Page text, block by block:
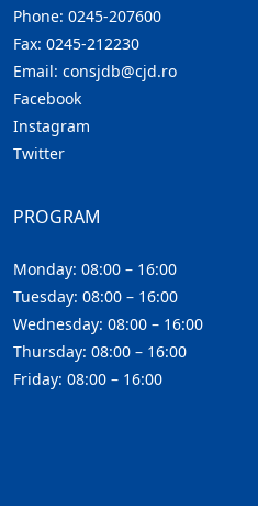
Phone: 0245-207600
Fax: 0245-212230
Email: consjdb@cjd.ro
Facebook
Instagram
Twitter
PROGRAM
Monday: 08:00 – 16:00
Tuesday: 08:00 – 16:00
Wednesday: 08:00 – 16:00
Thursday: 08:00 – 16:00
Friday: 08:00 – 16:00